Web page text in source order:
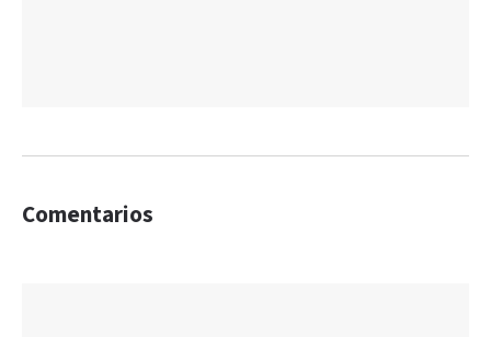
Comentarios